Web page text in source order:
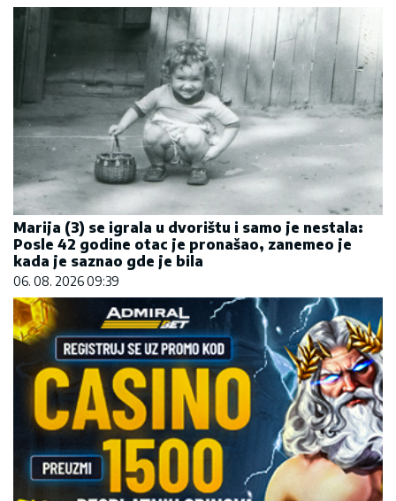
Marija (3) se igrala u dvorištu i samo je nestala:
Posle 42 godine otac je pronašao, zanemeo je
kada je saznao gde je bila
06. 08. 2026 09:39